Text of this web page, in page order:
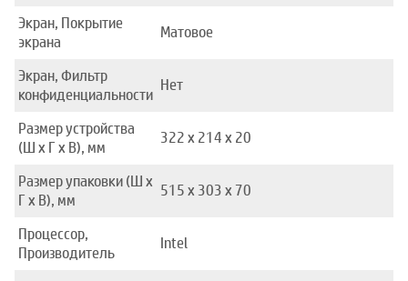
Экран, Покрытие
экрана
Матовое
Экран, Фильтр
конфиденциальности
Нет
Размер устройства
(Ш x Г x В), мм
322 x 214 x 20
Размер упаковки (Ш x
Г x В), мм
515 x 303 x 70
Процессор,
Производитель
Intel